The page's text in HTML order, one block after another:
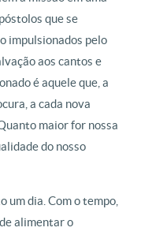
que se
impulsionados pelo
aos cantos e
é aquele que, a
a cada nova
maior for nossa
do nosso
um dia. Com o tempo,
alimentar o